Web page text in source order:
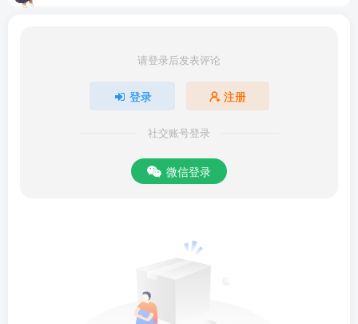
请登录后发表评论
登录 注册
社交账号登录
微信登录